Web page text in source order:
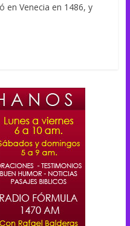
en Venecia en 1486, y